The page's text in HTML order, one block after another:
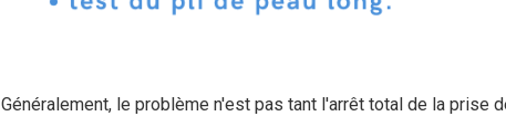
Généralement, le problème n'est pas tant l'arrêt total de la prise